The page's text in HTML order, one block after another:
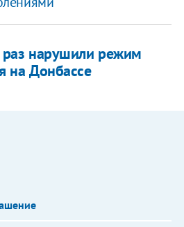
нарушили режим
на Донбассе